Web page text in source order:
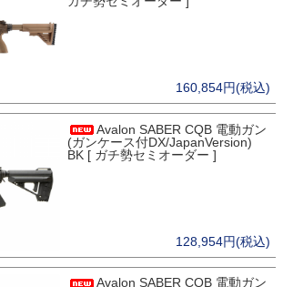
160,854円(税込)
Avalon SABER CQB 電動ガン
(ガンケース付DX/JapanVersion)
BK [ ガチ勢セミオーダー ]
128,954円(税込)
Avalon SABER CQB 電動ガン